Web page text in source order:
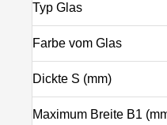
Typ Glas
Farbe vom Glas
Dickte S (mm)
Maximum Breite B1